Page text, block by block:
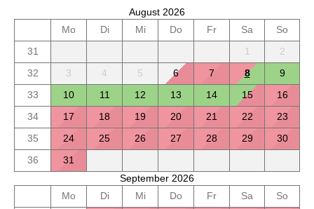
August 2026
Mo
Di Mi Do Fr Sa
So
31
1
2
32
3 4 5 6 7 8
9
33
10 11 12 13 14 15
16
34
17 18 19 20 21 22
23
35
24 25 26 27 28 29
30
36
31
September 2026
Mo
Di Mi Do Fr Sa
So